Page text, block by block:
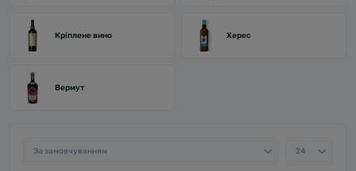
Кріплене вино Херес
Вермут